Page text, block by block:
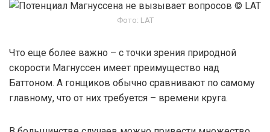
Фото: LAT
Что еще более важно – с точки зрения природной
скорости Магнуссен имеет преимущество над
Баттоном. А гонщиков обычно сравнивают по самому
главному, что от них требуется – времени круга.